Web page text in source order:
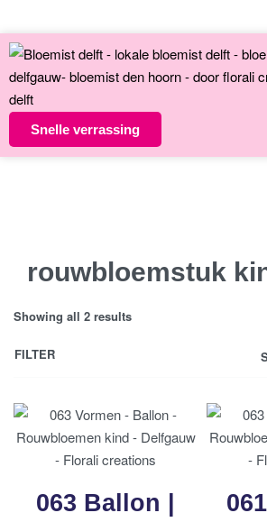
Snelle verrassing
rouwbloemstuk
Showing all 2 results
FILTER
063 Ballon |